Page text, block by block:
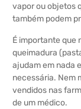
vapor ou objetos
também podem
É importante que
queimadura
ajudam em nada
necessária. Nem
vendidos nas
de um médico.